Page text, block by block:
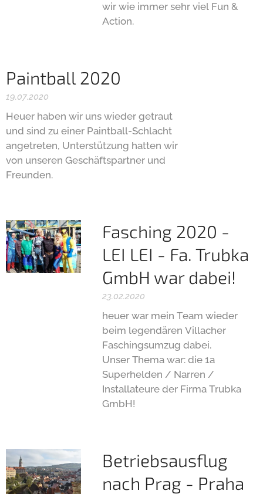
wir wie immer sehr viel Fun &
Action.
Paintball 2020
19.07.2020
Heuer haben wir uns wieder getraut
und sind zu einer Paintball-Schlacht
angetreten, Unterstützung hatten wir
von unseren Geschäftspartner und
Freunden.
Fasching 2020 -
LEI LEI - Fa. Trubka
GmbH war dabei!
23.02.2020
heuer war mein Team wieder
beim legendären Villacher
Faschingsumzug dabei.
Unser Thema war: die 1a
Superhelden / Narren /
Installateure der Firma Trubka
GmbH!
Betriebsausflug
nach Prag - Praha